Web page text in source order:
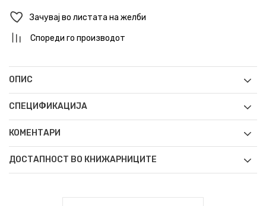
Зачувај во листата на желби
Спореди го производот
ОПИС
СПЕЦИФИКАЦИЈА
КОМЕНТАРИ
ДОСТАПНОСТ ВО КНИЖАРНИЦИТЕ